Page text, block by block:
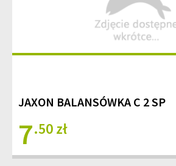
JAXON BALANSÓWKA C 2 SP
7.50 zł